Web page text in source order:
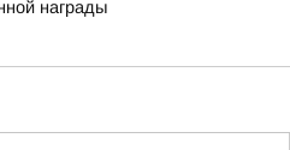
награды